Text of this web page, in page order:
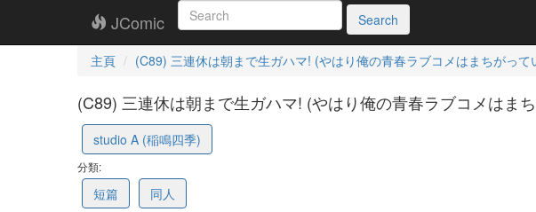
JComic Search
主頁 (C89) 三連休は朝まで生ガハマ! (やはり俺の青春ラブコメはまちがって
(C89) 三連休は朝まで生ガハマ! (やはり俺の青春ラブコメはま
studio A (稲鳴四季)
分類:
短篇
同人